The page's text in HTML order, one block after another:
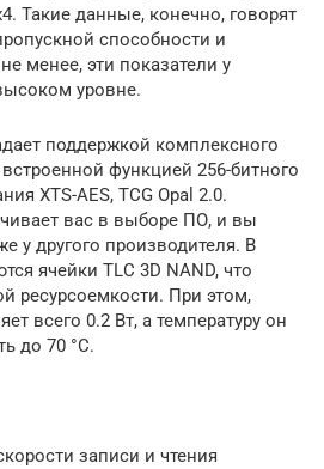
Такие данные, конечно, говорят
способности и
менее, эти показатели у
уровне.
поддержкой комплексного
функцией 256-битного
XTS-AES, TCG Opal 2.0.
вас в выборе ПО, и вы
у другого производителя. В
ячейки TLC 3D NAND, что
ресурсоемкости. При этом,
всего 0.2 Вт, а температуру он
до 70 °C.
записи и чтения